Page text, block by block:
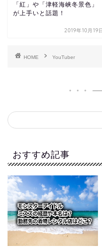
「紅」や「津軽海峡冬景色」
が上手いと話題！
2019年10月19
HOME YouTuber
おすすめ記事